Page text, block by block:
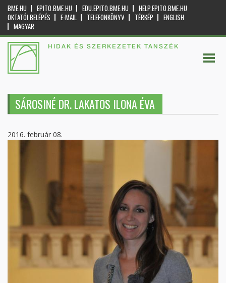
BME.HU EPITO.BME.HU EDU.EPITO.BME.HU
HELP.EPITO.BME.HU
OKTATÓI BELÉPÉS
E-MAIL TELEFONKÖNYV TÉRKÉP
ENGLISH
MAGYAR
HIDAK ÉS SZERKEZETEK TANSZÉK
SÁROSINÉ DR. LAKATOS ILONA ÉVA
2016. február 08.